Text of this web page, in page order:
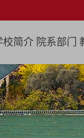
校简介 院系部门